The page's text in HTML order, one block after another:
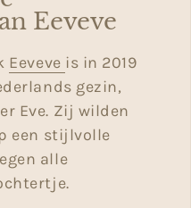
Eeveve
Eeveve is in 2019
gezin,
Eve. Zij wilden
een stijlvolle
alle